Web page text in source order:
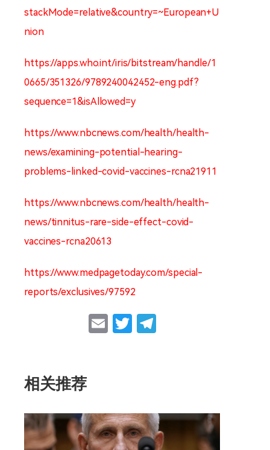
stackMode=relative&country=~European+U
nion
https://apps.who.int/iris/bitstream/handle/1
0665/351326/9789240042452-eng.pdf?
sequence=1&isAllowed=y
https://www.nbcnews.com/health/health-
news/examining-potential-hearing-
problems-linked-covid-vaccines-rcna21911
https://www.nbcnews.com/health/health-
news/tinnitus-rare-side-effect-covid-
vaccines-rcna20613
https://www.medpagetoday.com/special-
reports/exclusives/97592
EmailTwitter
Telegram
相关推荐